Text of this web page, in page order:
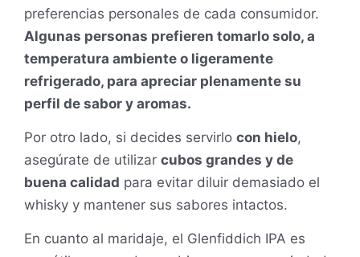
preferencias personales de cada consumidor.
Algunas personas prefieren tomarlo solo, a
temperatura ambiente o ligeramente
refrigerado, para apreciar plenamente su
perfil de sabor y aromas.
Por otro lado, si decides servirlo con hielo,
asegúrate de utilizar cubos grandes y de
buena calidad para evitar diluir demasiado el
whisky y mantener sus sabores intactos.
En cuanto al maridaje, el Glenfiddich IPA es